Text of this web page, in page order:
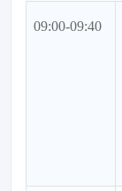
09:00-09:40